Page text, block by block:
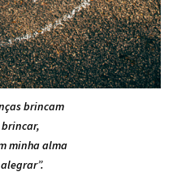
brincam
brincar,
minha alma